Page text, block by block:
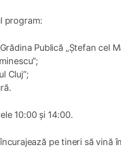
program:
Publică „Ștefan cel
Cluj”;
10:00 și 14:00.
pe tineri să vină